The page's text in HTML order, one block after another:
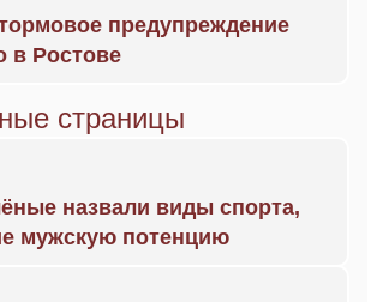
предупреждение
в Ростове
страницы
назвали виды спорта,
мужскую потенцию